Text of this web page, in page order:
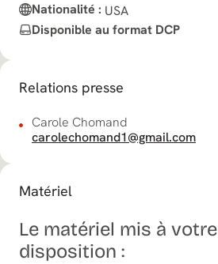
Nationalité : USA
Disponible au format DCP
Relations presse
Carole Chomand
carolechomand1@gmail.com
Matériel
Le matériel mis à votre
disposition :